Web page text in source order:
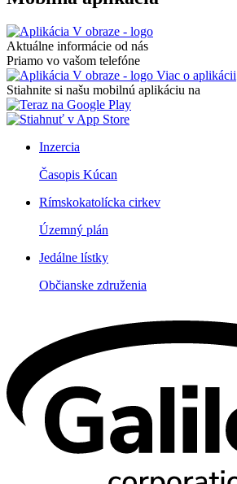
Aktuálne informácie od nás
Priamo vo vašom telefóne
Viac o aplikácii
Stiahnite si našu mobilnú aplikáciu na
Inzercia
Časopis Kúcan
Rímskokatolícka cirkev
Územný plán
Jedálne lístky
Občianske združenia